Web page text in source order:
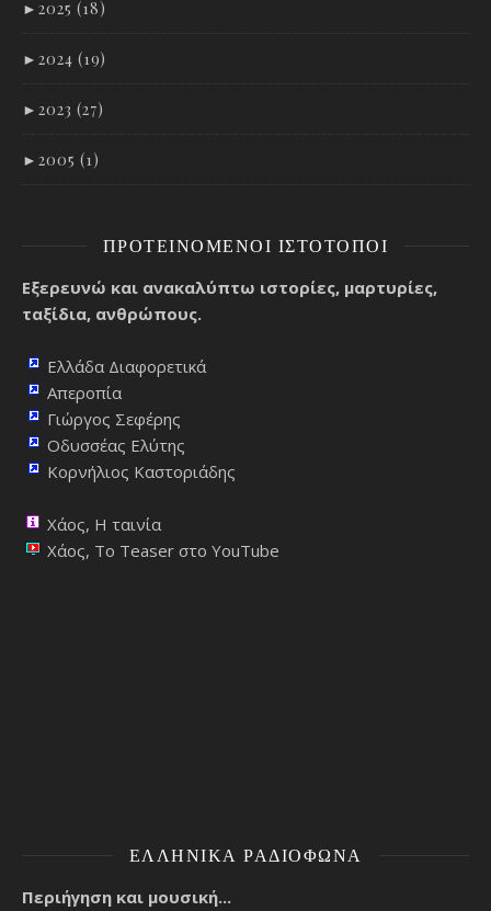
► 2025 (18)
► 2024 (19)
► 2023 (27)
► 2005 (1)
ΠΡΟΤΕΙΝΌΜΕΝΟΙ ΙΣΤΌΤΟΠΟΙ
Εξερευνώ και ανακαλύπτω ιστορίες, μαρτυρίες,
ταξίδια, ανθρώπους.
Ελλάδα Διαφορετικά
Απεροπία
Γιώργος Σεφέρης
Οδυσσέας Ελύτης
Κορνήλιος Καστοριάδης
Χάος, Η ταινία
Χάος, Το Teaser στο YouTube
ΕΛΛΗΝΙΚΆ ΡΑΔΙΌΦΩΝΑ
Περιήγηση και μουσική...